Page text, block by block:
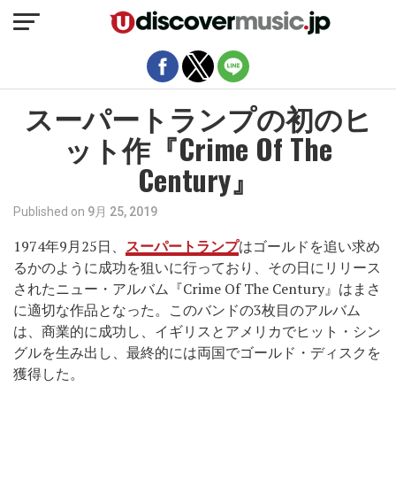
スーパートランプの初のヒ
ット作『Crime Of The
Century』
Published on 9月 25, 2019
1974年9月25日、 スーパートランプはゴールドを追い求め
るかのように成功を狙いに行っており、その日にリリース
されたニュー・アルバム『Crime Of The Century』はまさ
に適切な作品となった。このバンドの3枚目のアルバム
は、商業的に成功し、イギリスとアメリカでヒット・シン
グルを生み出し、最終的には両国でゴールド・ディスクを
獲得した。
モバイルバージョンを終了